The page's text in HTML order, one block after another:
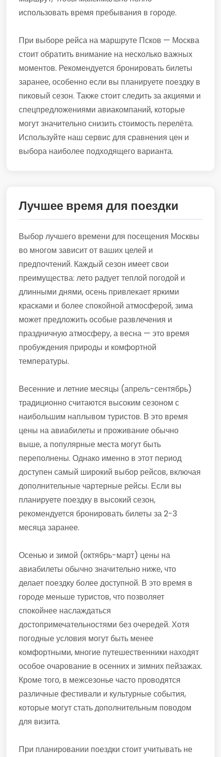
использовать время пребывания в городе.
При выборе рейса на маршруте Псков — Москва
стоит обратить внимание на несколько важных
моментов. Рекомендуется бронировать билеты
заранее, особенно если вы планируете поездку в
пиковый сезон. Также стоит следить за акциями и
спецпредложениями авиакомпаний, которые
могут значительно снизить стоимость перелёта.
Используйте наш сервис для сравнения цен и
выбора наиболее подходящего варианта.
Лучшее время для поездки
Выбор лучшего времени для посещения Москвы
во многом зависит от ваших целей и
предпочтений. Каждый сезон имеет свои
преимущества: лето радует теплой погодой и
длинными днями, осень привлекает яркими
красками и более спокойной атмосферой, зима
может предложить особые развлечения и
праздничную атмосферу, а весна — это время
пробуждения природы и комфортной
температуры.
Весенние и летние месяцы (апрель-сентябрь)
традиционно считаются высоким сезоном с
наибольшим наплывом туристов. В это время
цены на авиабилеты и проживание обычно
выше, а популярные места могут быть
переполнены. Однако именно в этот период
доступен самый широкий выбор рейсов, включая
дополнительные чартерные рейсы. Если вы
планируете поездку в высокий сезон,
рекомендуется бронировать билеты за 2-3
месяца заранее.
Осенью и зимой (октябрь-март) цены на
авиабилеты обычно значительно ниже, что
делает поездку более доступной. В это время в
городе меньше туристов, что позволяет
спокойнее наслаждаться
достопримечательностями без очередей. Хотя
погодные условия могут быть менее
комфортными, многие путешественники находят
особое очарование в осенних и зимних пейзажах.
Кроме того, в межсезонье часто проводятся
различные фестивали и культурные события,
которые могут стать дополнительным поводом
для визита.
При планировании поездки стоит учитывать не